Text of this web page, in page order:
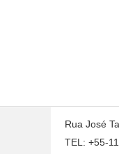
Rua José
TEL: +55-